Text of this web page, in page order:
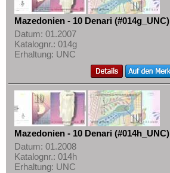
Mazedonien - 10 Denari (#014g_UNC)
Datum: 01.2007
Katalognr.: 014g
Erhaltung: UNC
Mazedonien - 10 Denari (#014h_UNC)
Datum: 01.2008
Katalognr.: 014h
Erhaltung: UNC